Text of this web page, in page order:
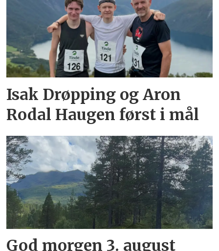
Isak Drøpping og Aron
Rodal Haugen først i mål
God morgen 3. august